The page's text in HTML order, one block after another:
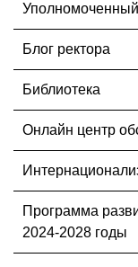
Уполномоченный
Блог ректора
Библиотека
Онлайн центр
Программа
2024-2028 годы